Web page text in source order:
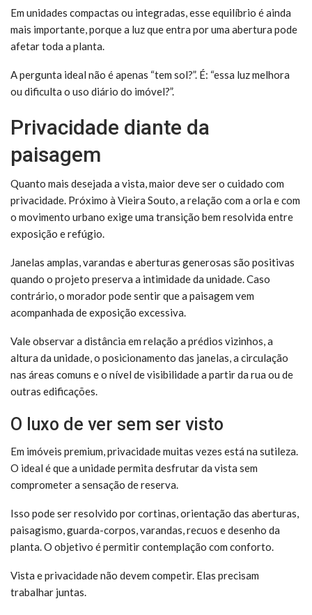
Em unidades compactas ou integradas, esse equilíbrio é ainda
mais importante, porque a luz que entra por uma abertura pode
afetar toda a planta.
A pergunta ideal não é apenas “tem sol?”. É: “essa luz melhora
ou dificulta o uso diário do imóvel?”.
Privacidade diante da
paisagem
Quanto mais desejada a vista, maior deve ser o cuidado com
privacidade. Próximo à Vieira Souto, a relação com a orla e com
o movimento urbano exige uma transição bem resolvida entre
exposição e refúgio.
Janelas amplas, varandas e aberturas generosas são positivas
quando o projeto preserva a intimidade da unidade. Caso
contrário, o morador pode sentir que a paisagem vem
acompanhada de exposição excessiva.
Vale observar a distância em relação a prédios vizinhos, a
altura da unidade, o posicionamento das janelas, a circulação
nas áreas comuns e o nível de visibilidade a partir da rua ou de
outras edificações.
O luxo de ver sem ser visto
Em imóveis premium, privacidade muitas vezes está na sutileza.
O ideal é que a unidade permita desfrutar da vista sem
comprometer a sensação de reserva.
Isso pode ser resolvido por cortinas, orientação das aberturas,
paisagismo, guarda-corpos, varandas, recuos e desenho da
planta. O objetivo é permitir contemplação com conforto.
Vista e privacidade não devem competir. Elas precisam
trabalhar juntas.